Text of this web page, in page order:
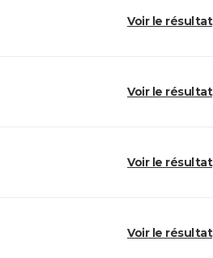
Voir le résultat
Voir le résultat
Voir le résultat
Voir le résultat